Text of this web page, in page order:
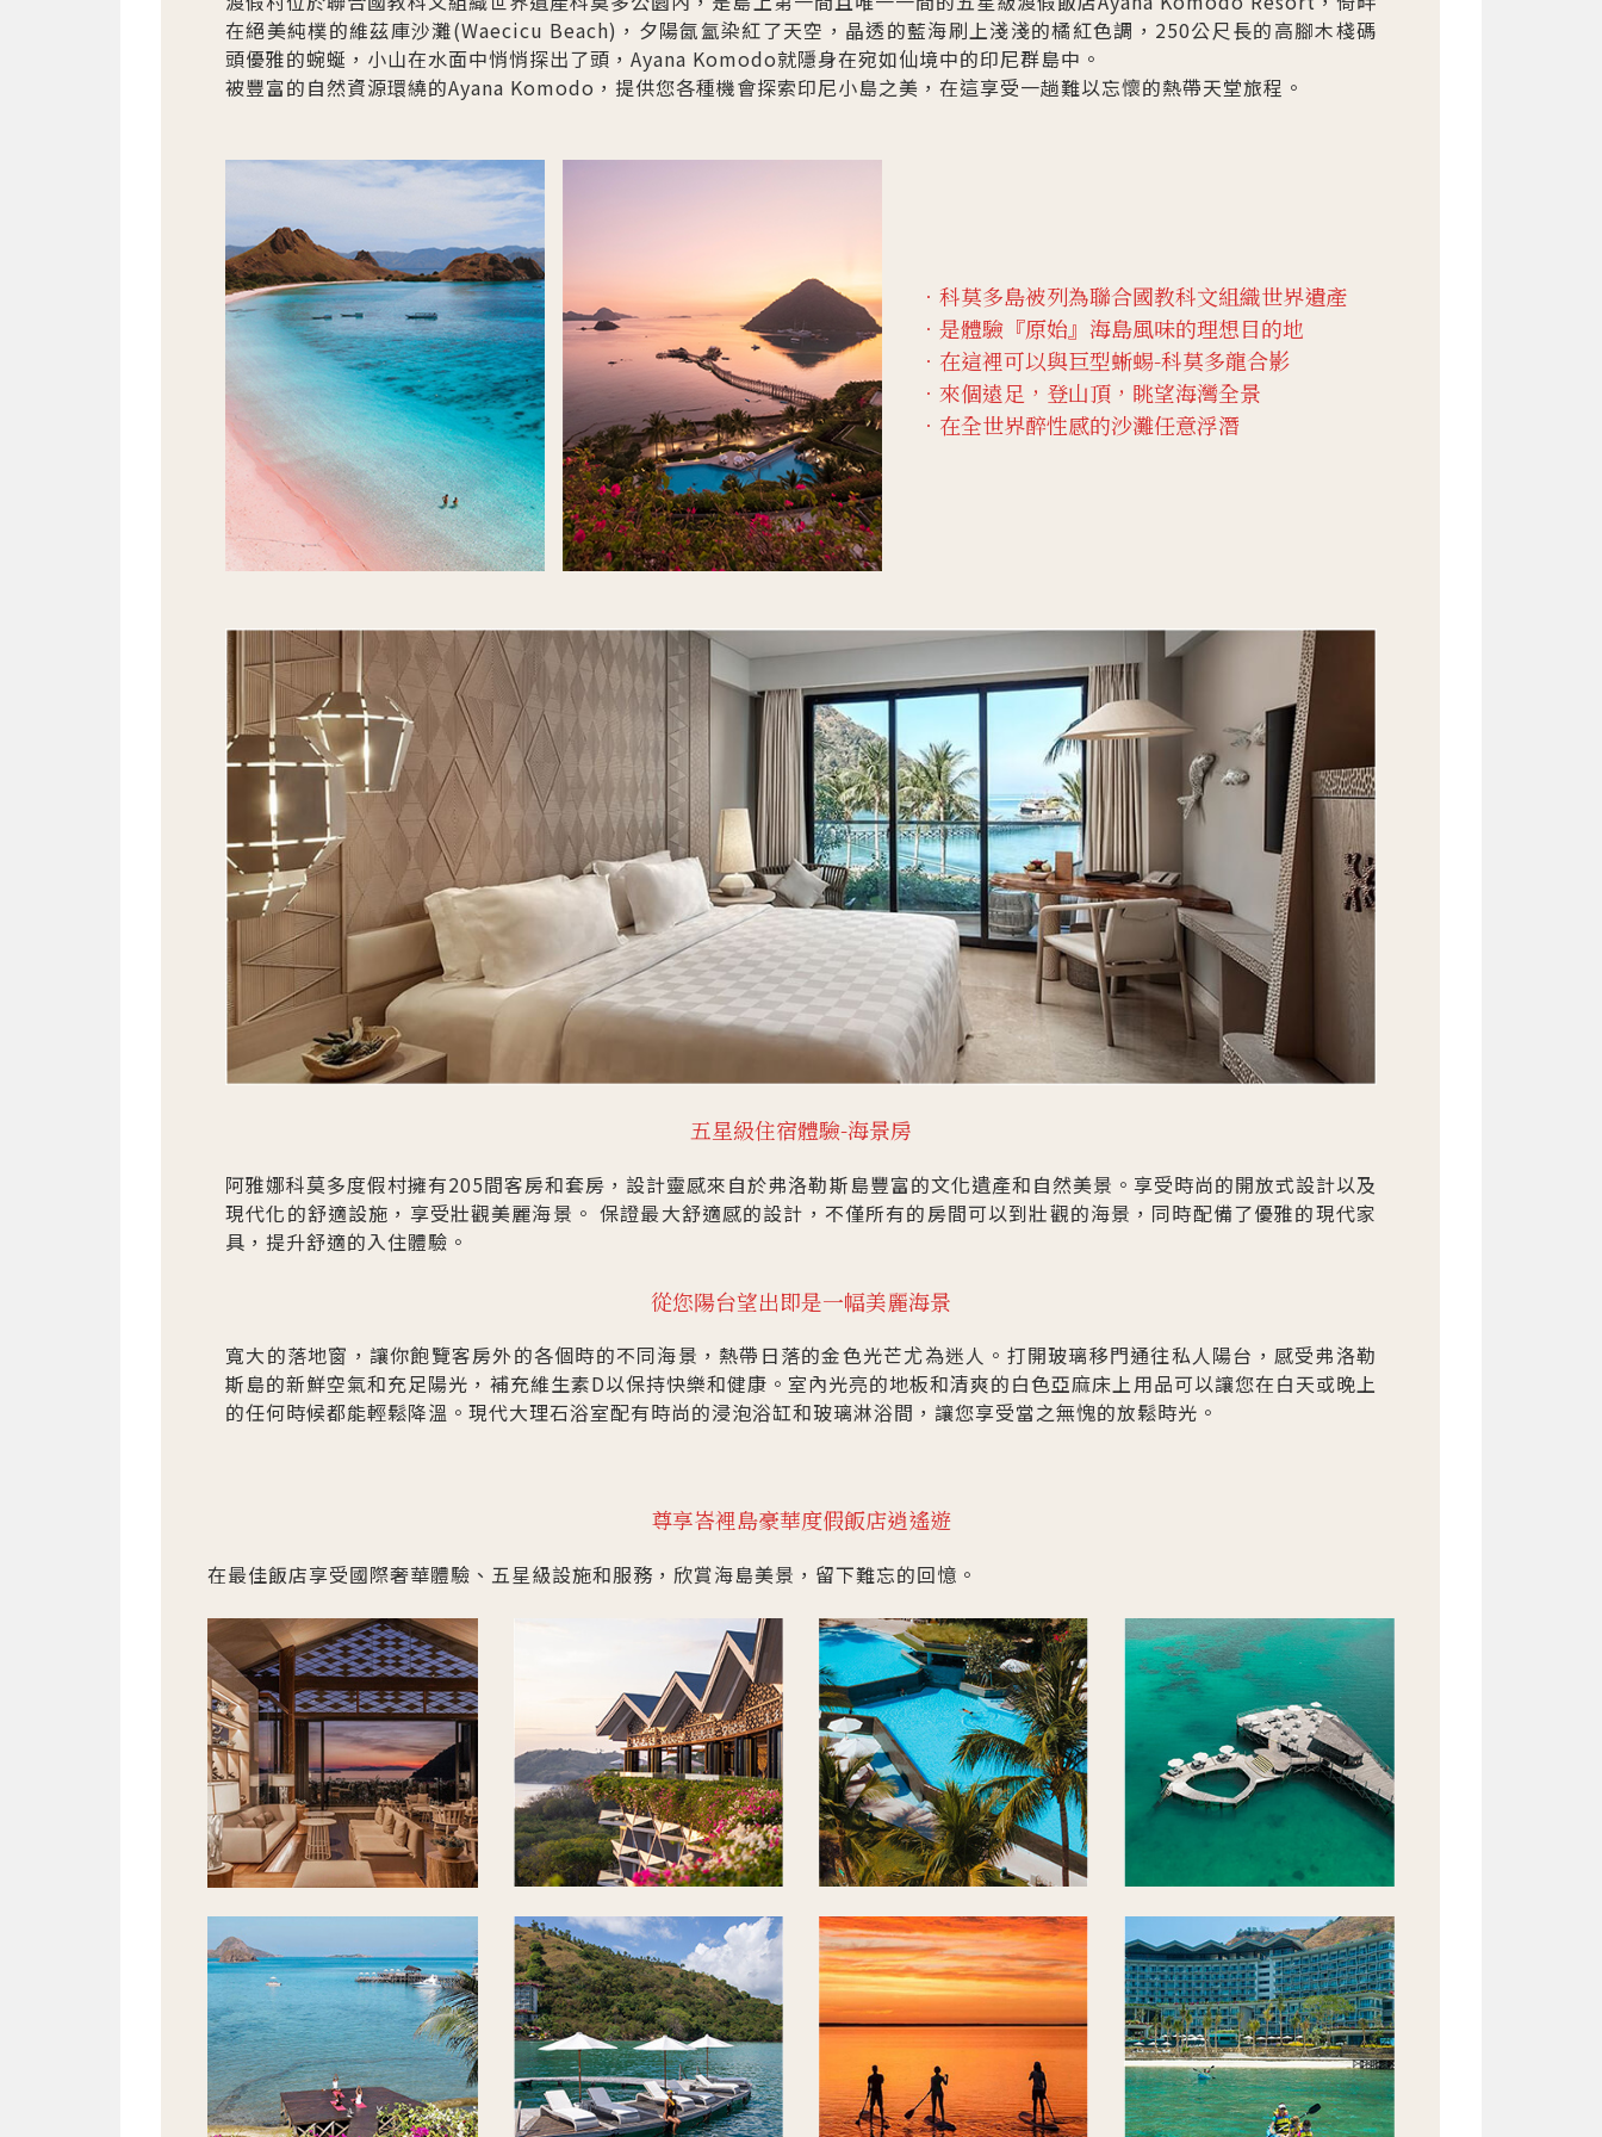
在絕美純樸的維茲庫沙灘(Waecicu Beach)，夕陽氤氳染紅了天空，晶透的藍海刷上淺淺的橘紅色調，250公尺長的高腳木棧碼
頭優雅的蜿蜒，小山在水面中悄悄探出了頭，Ayana Komodo就隱身在宛如仙境中的印尼群島中。
被豐富的自然資源環繞的Ayana Komodo，提供您各種機會探索印尼小島之美，在這享受一趟難以忘懷的熱帶天堂旅程。
．科莫多島被列為聯合國教科文組織世界遺產
．是體驗『原始』海島風味的理想目的地
．在這裡可以與巨型蜥蜴-科莫多龍合影
．來個遠足，登山頂，眺望海灣全景
．在全世界醉性感的沙灘任意浮潛
五星級住宿體驗-海景房
阿雅娜科莫多度假村擁有205間客房和套房，設計靈感來自於弗洛勒斯島豐富的文化遺產和自然美景。享受時尚的開放式設計以及
現代化的舒適設施，享受壯觀美麗海景。 保證最大舒適感的設計，不僅所有的房間可以到壯觀的海景，同時配備了優雅的現代家
具，提升舒適的入住體驗。
從您陽台望出即是一幅美麗海景
寬大的落地窗，讓你飽覽客房外的各個時的不同海景，熱帶日落的金色光芒尤為迷人。打開玻璃移門通往私人陽台，感受弗洛勒
斯島的新鮮空氣和充足陽光，補充維生素D以保持快樂和健康。室內光亮的地板和清爽的白色亞麻床上用品可以讓您在白天或晚上
的任何時候都能輕鬆降溫。現代大理石浴室配有時尚的浸泡浴缸和玻璃淋浴間，讓您享受當之無愧的放鬆時光。
尊享峇裡島豪華度假飯店逍遙遊
在最佳飯店享受國際奢華體驗、五星級設施和服務，欣賞海島美景，留下難忘的回憶。